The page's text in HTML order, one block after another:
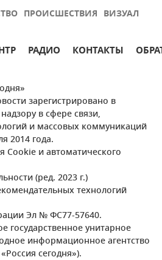
ПРОИСШЕСТВИЯ ВИЗУАЛ
РАДИО КОНТАКТЫ
зарегистрировано в
в сфере связи,
и массовых коммуникаций
2014 года.
Cookie и автоматического
(ред. 2023 г.)
технологий
Эл № ФС77-57640.
государственное унитарное
информационное агентство
сегодня»).